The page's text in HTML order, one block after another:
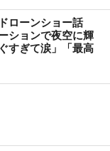
ローンショー話
ションで夜空に輝
すぎて涙」「最高